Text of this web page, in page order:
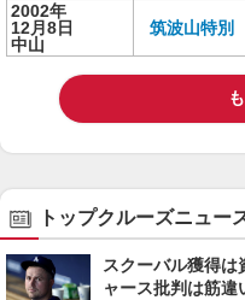
2002年
12月8日
中山
筑波山特別
トップクルーズニュー
スクーバル獲得
ャース批判は筋